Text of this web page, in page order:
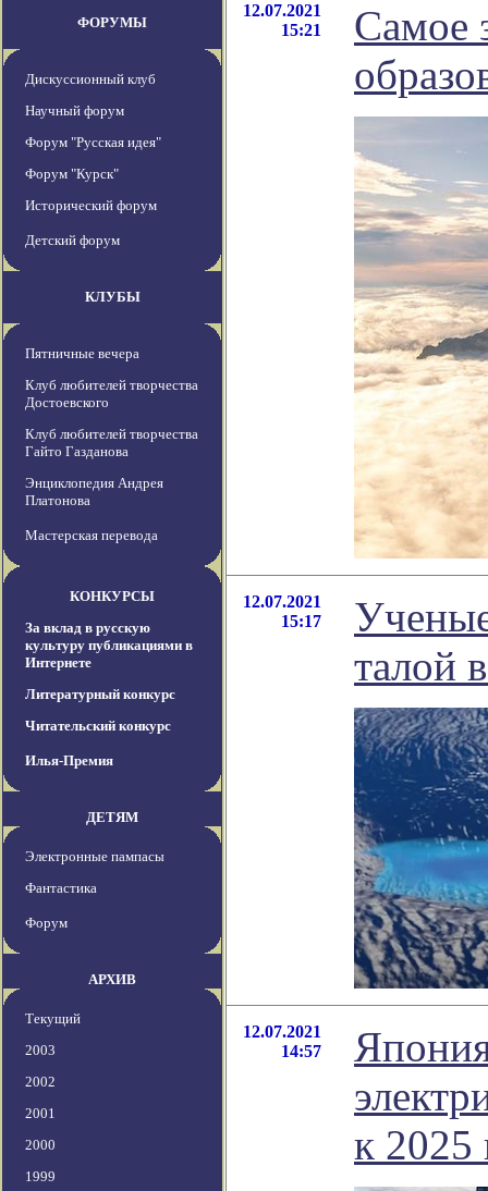
ФОРУМЫ
Дискуссионный клуб
Научный форум
Форум "Русская идея"
Форум "Курск"
Исторический форум
Детский форум
КЛУБЫ
Пятничные вечера
Клуб любителей творчества
Достоевского
Клуб любителей творчества
Гайто Газданова
Энциклопедия Андрея
Платонова
Мастерская перевода
КОНКУРСЫ
За вклад в русскую
культуру публикациями в
Интернете
Литературный конкурс
Читательский конкурс
Илья-Премия
ДЕТЯМ
Электронные пампасы
Фантастика
Форум
АРХИВ
Текущий
2003
2002
2001
2000
1999
12.07.2021
15:21
Самое
12.07.2021
15:17
талой
12.07.2021
14:57
к 2025